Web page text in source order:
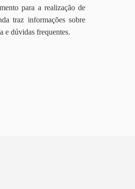
para a realização de
traz informações sobre
e dúvidas frequentes.